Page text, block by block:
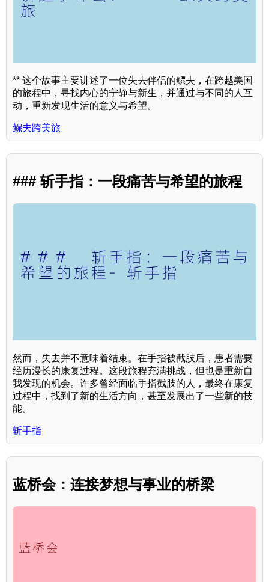
** 这个故事主要讲述了一位失去伴侣的鳏夫，在跨越美国
的旅程中，寻找内心的宁静与新生，并通过与不同的人互
动，重新发现生活的意义与希望。
鳏夫跨美旅
### 斩手指：一段痛苦与希望的旅程
然而，失去并不意味着结束。在手指被截肢后，患者需要
经历漫长的康复过程。这段旅程充满挑战，但也是重新自
我发现的机会。许多曾经面临手指截肢的人，最终在康复
过程中，找到了新的生活方向，甚至发展出了一些新的技
能。
斩手指
蓝桥会：连接梦想与事业的桥梁